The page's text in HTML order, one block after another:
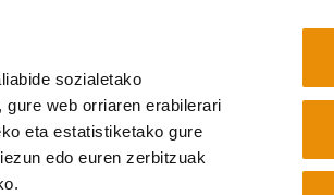
sozialetako
web orriaren erabilerari
eta estatistiketako gure
edo euren zerbitzuak